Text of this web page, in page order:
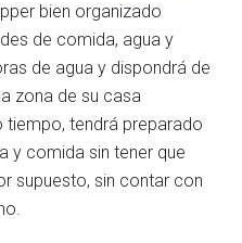
bien organizado
de comida, agua y
de agua y dispondrá de
zona de su casa
tiempo, tendrá preparado
y comida sin tener que
supuesto, sin contar con